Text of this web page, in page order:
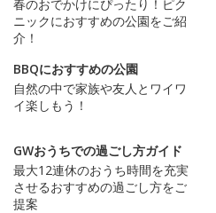
春のおでかけにぴったり！ピク
ニックにおすすめの公園をご紹
介！
BBQにおすすめの公園
自然の中で家族や友人とワイワ
イ楽しもう！
GWおうちでの過ごし方ガイド
最大12連休のおうち時間を充実
させるおすすめの過ごし方をご
提案